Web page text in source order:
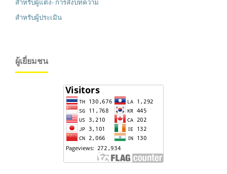
สำหรับผู้แต่ง- การส่งบทความ
สำหรับผู้ประเมิน
ผู้เยี่ยมชน